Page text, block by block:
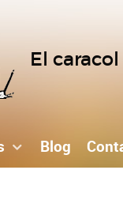
El
Blog